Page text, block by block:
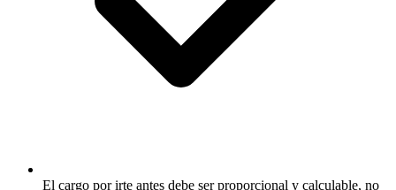
El cargo por irte antes debe ser proporcional y calculable, no